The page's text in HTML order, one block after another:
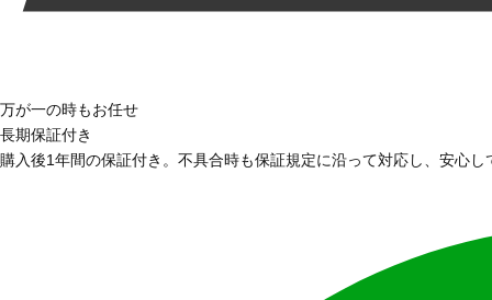
万が一の時もお任せ
長期保証付き
購入後1年間の保証付き。不具合時も保証規定に沿って対応し、安心